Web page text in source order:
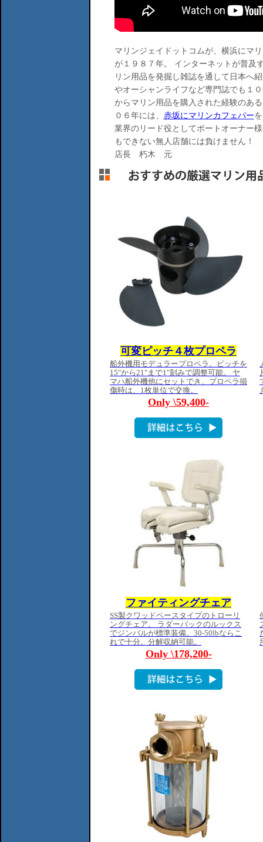
マリンジェイドットコムが、横浜にマ
が１９８７年。 インターネットが普及
リン用品を発掘し雑誌を通して日本へ
やオーシャンライフなど専門誌でも１
からマリン用品を購入された経験のあ
０６年には、 赤坂にマリンカフェバー
業界のリード役としてボートオーナー
もできない無人店舗には負けません！
店長 朽木 元